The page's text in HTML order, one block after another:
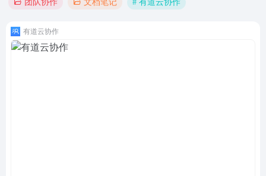
团队协作 文档笔记 # 有道云协作
有道云协作